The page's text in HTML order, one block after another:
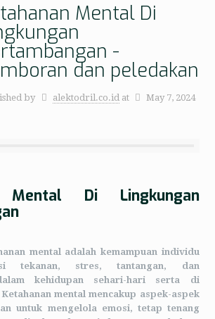
Mental Di
-
dan peledakan
by alektodril.co.id at May 7, 2024
Mental Di Lingkungan
mental adalah kemampuan individu
tekanan, stres, tantangan, dan
kehidupan sehari-hari serta di
mental mencakup aspek-aspek
untuk mengelola emosi, tetap tenang